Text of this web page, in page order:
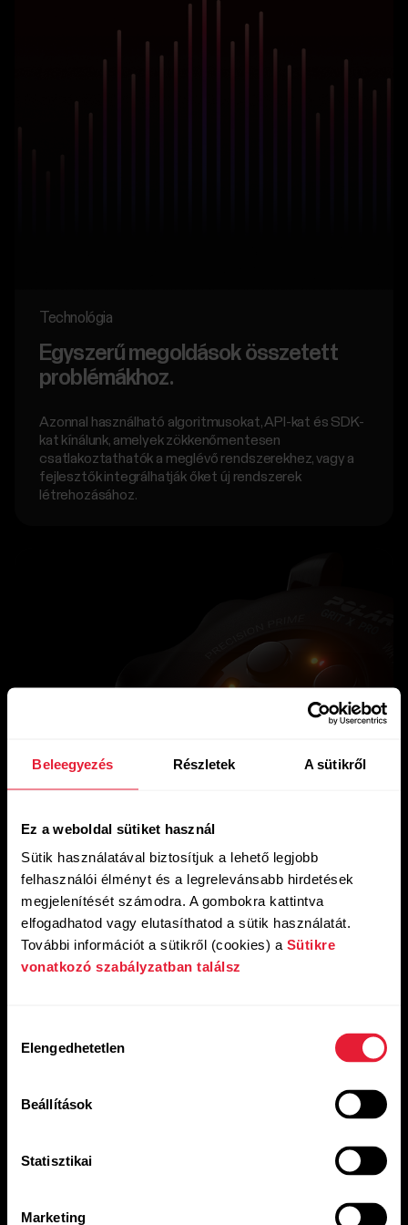
Beleegyezés Részletek A sütikről
Ez a weboldal sütiket használ
Sütik használatával biztosítjuk a lehető legjobb
felhasználói élményt és a legrelevánsabb hirdetések
megjelenítését számodra. A gombokra kattintva
elfogadhatod vagy elutasíthatod a sütik használatát.
További információt a sütikről (cookies) a Sütikre
vonatkozó szabályzatban találsz
kiválasztása
Elengedhetetlen
Beállítások
Statisztikai
Marketing
Technológia
Egyszerű megoldások összetett
problémákhoz.
Azonnal használható algoritmusokat, API-kat és SDK-
kat kínálunk, amelyek zökkenőmentesen
csatlakoztathatók a meglévő rendszerekhez, vagy a
fejlesztők integrálhatják őket új rendszerek
létrehozásához.
Tudósaink több mint 40 éve támogatják a nemzetközi
érdekében, és mindig is ezt fogják tenni.